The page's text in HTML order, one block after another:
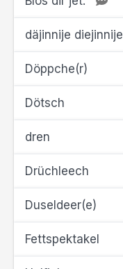
däjinnije diejinnije
Döppche(r)
Dötsch
dren
Drüchleech
Duseldeer(e)
Fettspektakel